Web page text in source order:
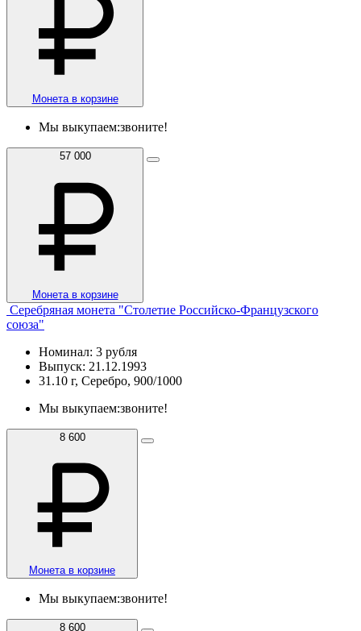
Монета в корзине
Мы выкупаем:звоните!
57 000
Монета в корзине
Серебряная монета "Столетие Российско-Французского
союза"
Номинал: 3 рубля
Выпуск: 21.12.1993
31.10 г, Серебро, 900/1000
Мы выкупаем:звоните!
8 600
Монета в корзине
Мы выкупаем:звоните!
8 600